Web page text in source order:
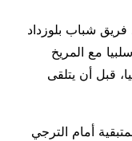
فريق شباب بلوزداد
بنتيجة سلبيا مع المريخ
قبل أن يتلقى
أمام الترجي